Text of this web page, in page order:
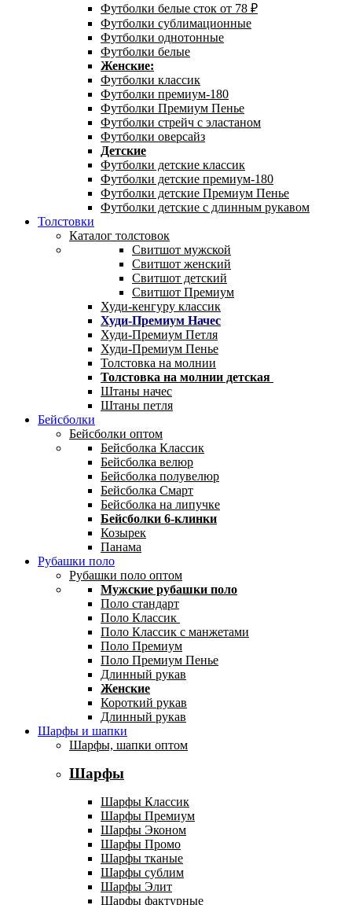
Футболки белые сток от 78 ₽
Футболки сублимационные
Футболки однотонные
Футболки белые
Женские:
Футболки классик
Футболки премиум-180
Футболки Премиум Пенье
Футболки стрейч с эластаном
Футболки оверсайз
Детские
Футболки детские классик
Футболки детские премиум-180
Футболки детские Премиум Пенье
Футболки детские с длинным рукавом
Толстовки
Каталог толстовок
Свитшот мужской
Свитшот женский
Свитшот детский
Свитшот Премиум
Худи-кенгуру классик
Худи-Премиум Начес
Худи-Премиум Петля
Худи-Премиум Пенье
Толстовка на молнии
Толстовка на молнии детская
Штаны начес
Штаны петля
Бейсболки
Бейсболки оптом
Бейсболка Классик
Бейсболка велюр
Бейсболка полувелюр
Бейсболка Смарт
Бейсболка на липучке
Бейсболки 6-клинки
Козырек
Панама
Рубашки поло
Рубашки поло оптом
Мужские рубашки поло
Поло стандарт
Поло Классик
Поло Классик с манжетами
Поло Премиум
Поло Премиум Пенье
Длинный рукав
Женские
Короткий рукав
Длинный рукав
Шарфы и шапки
Шарфы, шапки оптом
Шарфы
Шарфы Классик
Шарфы Премиум
Шарфы Эконом
Шарфы Промо
Шарфы тканые
Шарфы сублим
Шарфы Элит
Шарфы фактурные